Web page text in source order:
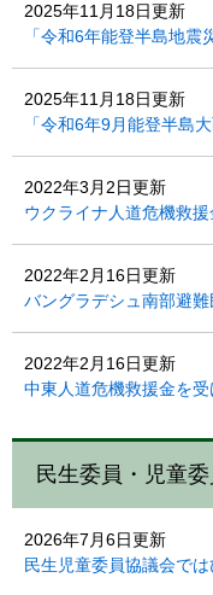
2025年11月18日更新
「令和6年能登半島地
2025年11月18日更新
「令和6年9月能登半島
2022年3月2日更新
ウクライナ人道危機救
2022年2月16日更新
バングラデシュ南部避
2022年2月16日更新
中東人道危機救援金を
民生委員・児童委
2026年7月6日更新
民生児童委員協議会で